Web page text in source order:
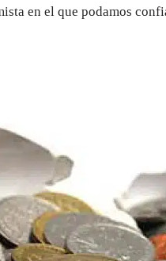
en el que podamos